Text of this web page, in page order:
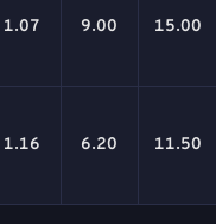
1.07 9.00 15.00
1.16 6.20 11.50